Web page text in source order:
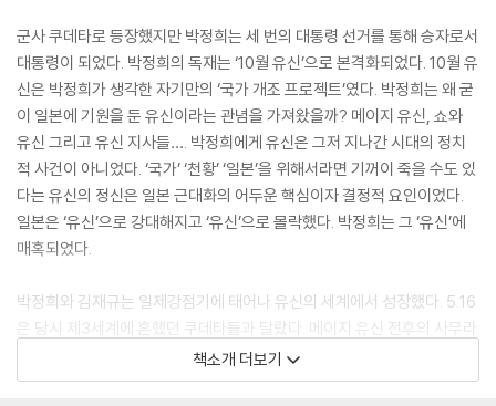
군사 쿠데타로 등장했지만 박정희는 세 번의 대통령 선거를 통해 승자로서
대통령이 되었다. 박정희의 독재는 ‘10월 유신’으로 본격화되었다. 10월 유
신은 박정희가 생각한 자기만의 ‘국가 개조 프로젝트’였다. 박정희는 왜 굳
이 일본에 기원을 둔 유신이라는 관념을 가져왔을까? 메이지 유신, 쇼와
유신 그리고 유신 지사들…. 박정희에게 유신은 그저 지나간 시대의 정치
적 사건이 아니었다. ‘국가’ ‘천황’ ‘일본’을 위해서라면 기꺼이 죽을 수도 있
다는 유신의 정신은 일본 근대화의 어두운 핵심이자 결정적 요인이었다.
일본은 ‘유신’으로 강대해지고 ‘유신’으로 몰락했다. 박정희는 그 ‘유신’에
매혹되었다.
박정희와 김재규는 일제강점기에 태어나 유신의 세계에서 성장했다. 5.16
은 당시 제3세계에 흔했던 쿠데타들과 달랐다. 메이지 유신 전후의 사무라
이들, 군부가 앞장선 혁명을 선동한 기타 잇키와 황도파 청년 장교들을 잇
는 한국판 유신이었다. 일본에서 실패한 쇼와 유신이 한국에서 성공했다.
책소개 더보기